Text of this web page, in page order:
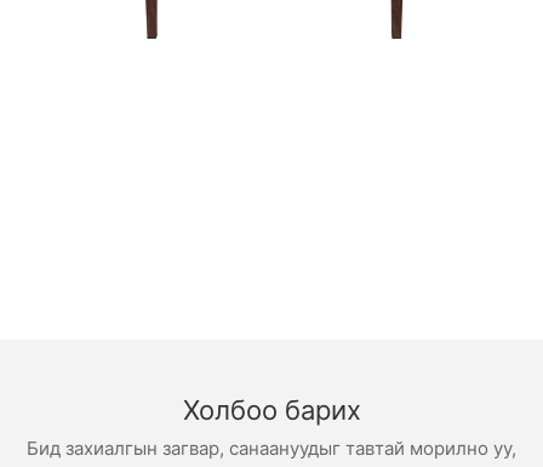
Холбоо барих
Бид захиалгын загвар, санаануудыг тавтай морилно уу,